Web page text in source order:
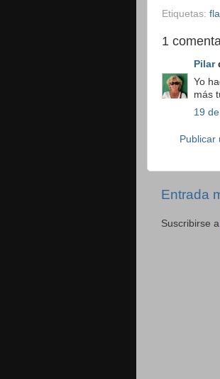
Etiquetas:
1
Pilar
Yo
más
19
Publicar
Entrada
Suscribirse